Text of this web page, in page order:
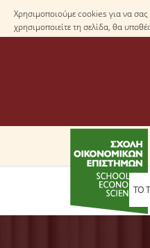
Χρησιμοποιούμε cookies για να σας
χρησιμοποιείτε τη σελίδα, θα
ΤΟ